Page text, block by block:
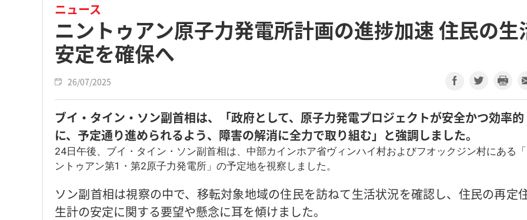
ニュース
ニントゥアン原子力発電所計画の進捗加速 住民の生
安定を確保へ
26/07/2025
ブイ・タイン・ソン副首相は、「政府として、原子力発電プロジェクトが安全かつ効率的
に、予定通り進められるよう、障害の解消に全力で取り組む」と強調しました。
24日午後、ブイ・タイン・ソン副首相は、中部カインホア省ヴィンハイ村およびフオックジン村にある
ントゥアン第1・第2原子力発電所」の予定地を視察しました。
ソン副首相は視察の中で、移転対象地域の住民を訪ねて生活状況を確認し、住民の再定
生計の安定に関する要望や懸念に耳を傾けました。